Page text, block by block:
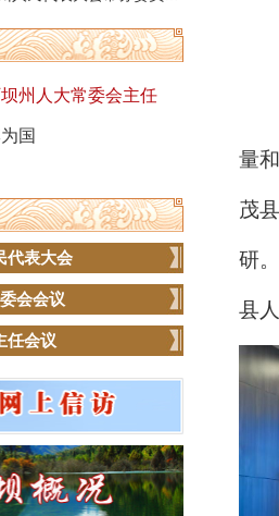
坝州人大常委会主任
国
代表大会
会会议
任会议
量
茂
研
县